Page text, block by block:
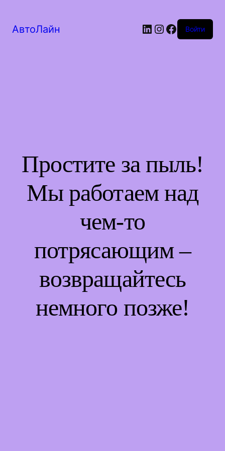
АвтоЛайн LinkedIn
Instagram
Facebook
Войти
Простите за пыль!
Мы работаем над
чем-то
потрясающим –
возвращайтесь
немного позже!